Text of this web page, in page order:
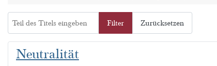
Filter Zurücksetzen
Neutralität